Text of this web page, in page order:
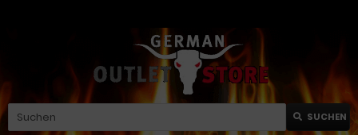
SUCHEN